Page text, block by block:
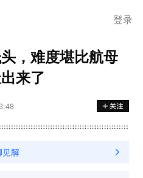
登录
，难度堪比航母
来了